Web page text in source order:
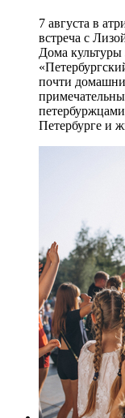
7 августа в
встреча с
Дома
почти
Петербурге и